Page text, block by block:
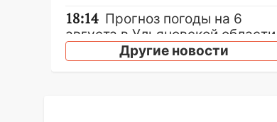
18:14 Прогноз погоды на 6
августа в Ульяновской области
18:00 Мотофристайл, рок и
Другие новости